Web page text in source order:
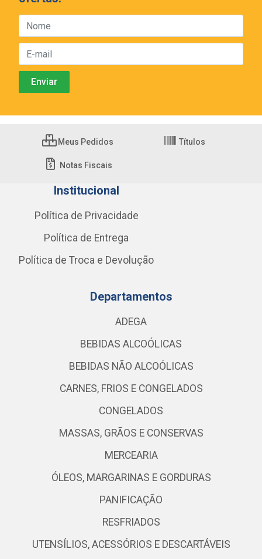
Meus Pedidos Títulos
Notas Fiscais
Institucional
Política de Privacidade
Política de Entrega
Política de Troca e Devolução
Departamentos
ADEGA
BEBIDAS ALCOÓLICAS
BEBIDAS NÃO ALCOÓLICAS
CARNES, FRIOS E CONGELADOS
CONGELADOS
MASSAS, GRÃOS E CONSERVAS
MERCEARIA
ÓLEOS, MARGARINAS E GORDURAS
PANIFICAÇÃO
RESFRIADOS
UTENSÍLIOS, ACESSÓRIOS E DESCARTÁVEIS